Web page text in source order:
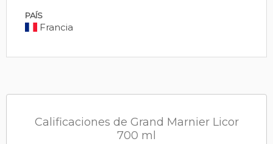
PAÍS
Francia
Calificaciones de Grand Marnier Licor
700 ml